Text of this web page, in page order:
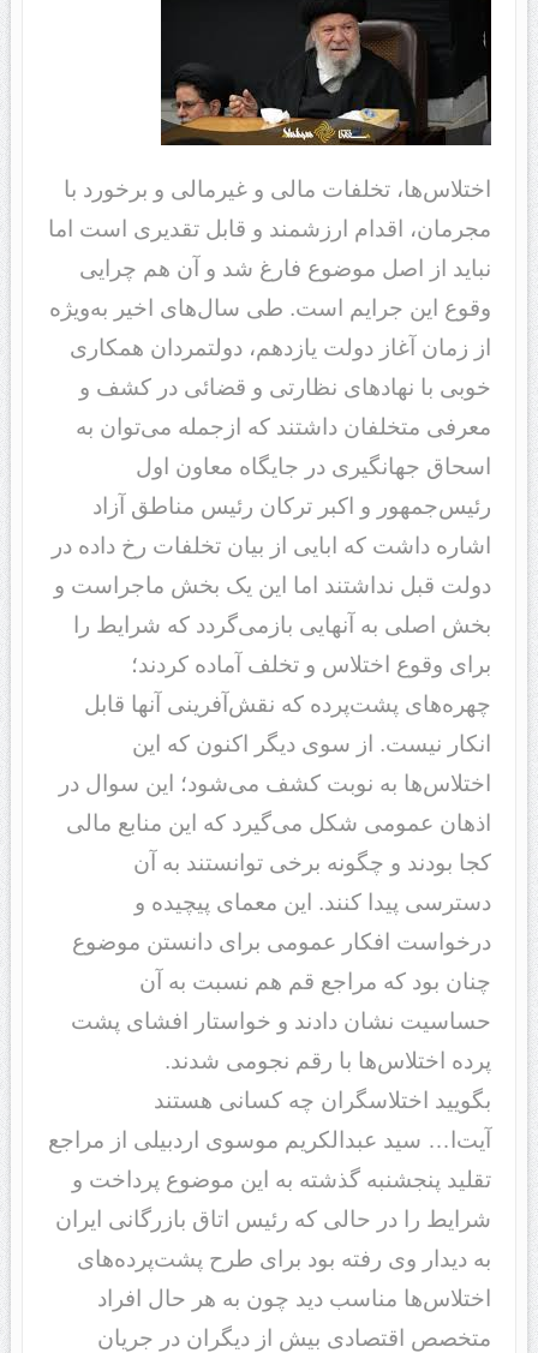
اختلاس‌ها، تخلفات مالی و غیرمالی و برخورد با
مجرمان، اقدام ارزشمند و قابل تقدیری است اما
نباید از اصل موضوع فارغ شد و آن هم چرایی
وقوع این جرایم است. طی سال‌های اخیر به‌ویژه
از زمان آغاز دولت یازدهم، دولتمردان همکاری
خوبی با نهادهای نظارتی و قضائی در کشف و
معرفی متخلفان داشتند که از‌جمله می‌توان به
اسحاق جهانگیری در جایگاه معاون اول
رئیس‌جمهور و اکبر ترکان رئیس مناطق آزاد
اشاره داشت که ابایی از بیان تخلفات رخ داده در
دولت قبل نداشتند اما این یک بخش ماجراست و
بخش اصلی به آنهایی بازمی‌گردد که شرایط را
برای وقوع اختلاس و تخلف آماده کردند؛
چهره‌های پشت‌پرده که نقش‌آفرینی آنها قابل
انکار نیست. از سوی دیگر اکنون که این
اختلاس‌ها به نوبت کشف می‌شود؛ این سوال در
اذهان عمومی شکل می‌گیرد که این منابع مالی
کجا بودند و چگونه برخی توانستند به آن
دسترسی پیدا کنند. این معمای پیچیده و
درخواست افکار عمومی برای دانستن موضوع
چنان بود که مراجع قم هم نسبت به آن
حساسیت نشان دادند و خواستار افشای پشت
پرده اختلاس‌ها با رقم نجومی شدند.
بگویید اختلاسگران چه کسانی هستند
آیت‌ا… سید عبدالکریم موسوی اردبیلی از مراجع
تقلید پنجشنبه گذشته به این موضوع پرداخت و
شرایط را در حالی که رئیس اتاق بازرگانی ایران
به دیدار وی رفته بود برای طرح پشت‌پرده‌های
اختلاس‌ها مناسب دید چون به هر حال افراد
متخصص اقتصادی بیش از دیگران در جریان